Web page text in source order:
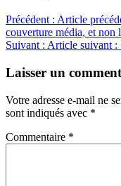
Précédent : Article
couverture média, et non
Suivant : Article suivant :
Laisser un
Votre adresse e-mail ne
sont indiqués avec *
Commentaire *